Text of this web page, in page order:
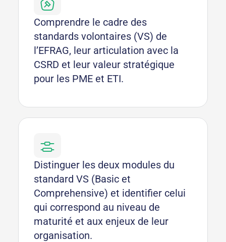
Comprendre le cadre des
standards volontaires (VS) de
l’EFRAG, leur articulation avec la
CSRD et leur valeur stratégique
pour les PME et ETI.
Distinguer les deux modules du
standard VS (Basic et
Comprehensive) et identifier celui
qui correspond au niveau de
maturité et aux enjeux de leur
organisation.